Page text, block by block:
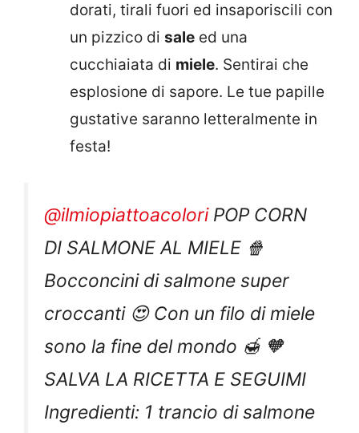
dorati, tirali fuori ed insaporiscili con
un pizzico di sale ed una
cucchiaiata di miele. Sentirai che
esplosione di sapore. Le tue papille
gustative saranno letteralmente in
festa!
@ilmiopiattoacoloriPOP CORN
DI SALMONE AL MIELE 🍿
Bocconcini di salmone super
croccanti 😍 Con un filo di miele
sono la fine del mondo 🍯 🧡
SALVA LA RICETTA E SEGUIMI
Ingredienti: 1 trancio di salmone